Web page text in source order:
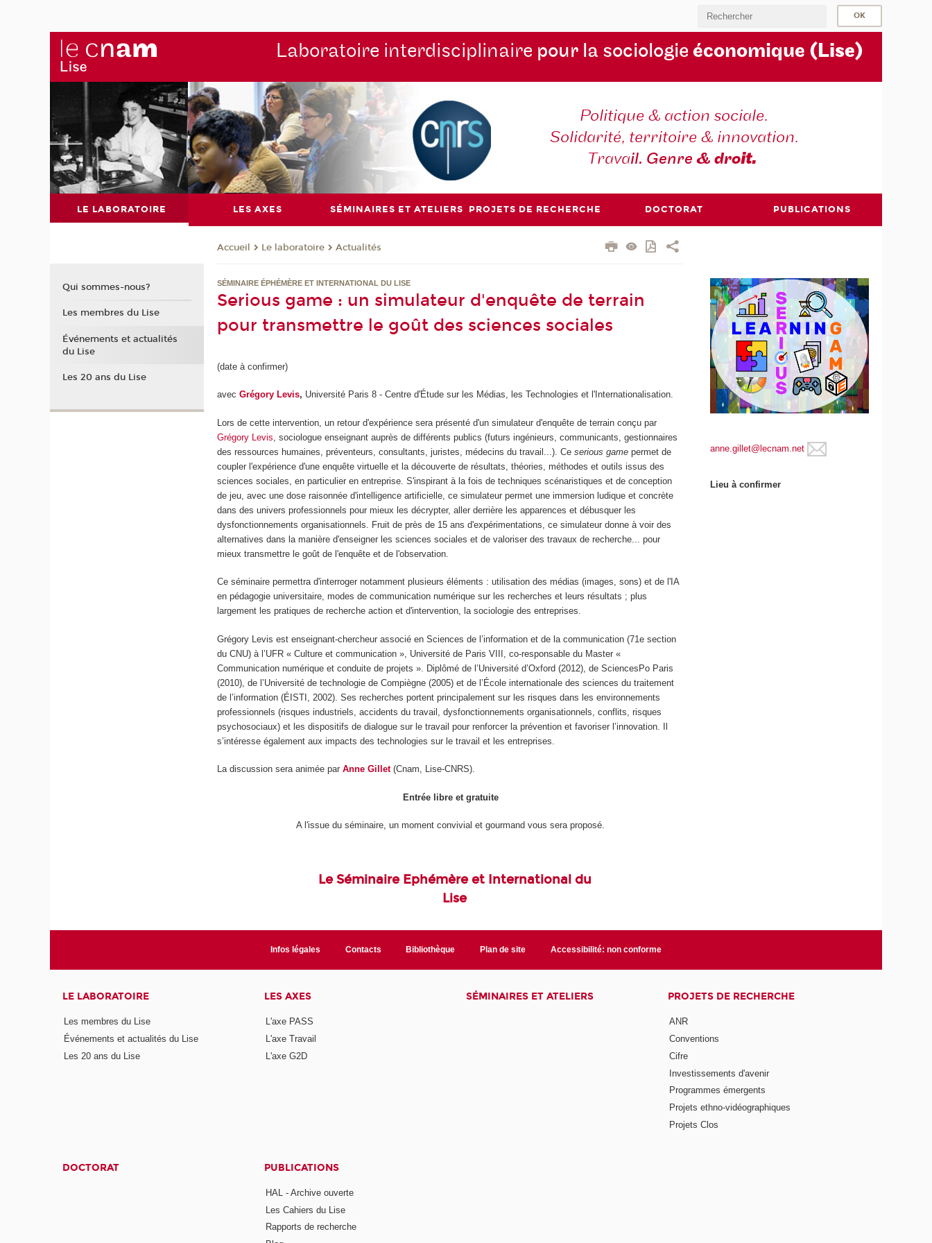
Laboratoire interdisciplinaire pour la sociologie économique (Lise)
Politique & action sociale.
Solidarité, territoire & innovation.
Travail. Genre & droit.
LE LABORATOIRE LES AXES SÉMINAIRES ET ATELIERS PROJETS DE RECHERCHE DOCTORAT PUBLICATIONS
Accueil Le laboratoire Actualités
SÉMINAIRE ÉPHÉMÈRE ET INTERNATIONAL DU LISE
Serious game : un simulateur d'enquête de terrain
pour transmettre le goût des sciences sociales
(date à confirmer)
avecGrégory Levis, Université Paris 8 - Centre d'Étude sur les Médias, les Technologies et l'Internationalisation.
Lors de cette intervention, un retour d'expérience sera présenté d'un simulateur d'enquête de terrain conçu par
Grégory Levis , sociologue enseignant auprès de différents publics (futurs ingénieurs, communicants, gestionnaires
des ressources humaines, préventeurs, consultants, juristes, médecins du travail...). Ceserious gamepermet de
coupler l'expérience d'une enquête virtuelle et la découverte de résultats, théories, méthodes et outils issus des
sciences sociales, en particulier en entreprise. S'inspirant à la fois de techniques scénaristiques et de conception
de jeu, avec une dose raisonnée d'intelligence artificielle, ce simulateur permet une immersion ludique et concrète
dans des univers professionnels pour mieux les décrypter, aller derrière les apparences et débusquer les
dysfonctionnements organisationnels. Fruit de près de 15 ans d'expérimentations, ce simulateur donne à voir des
alternatives dans la manière d'enseigner les sciences sociales et de valoriser des travaux de recherche... pour
mieux transmettre le goût de l'enquête et de l'observation.
Ce séminaire permettra d'interroger notamment plusieurs éléments : utilisation des médias (images, sons) et de l'IA
en pédagogie universitaire, modes de communication numérique sur les recherches et leurs résultats ; plus
largement les pratiques de recherche action et d'intervention, la sociologie des entreprises.
Grégory Levis est enseignant-chercheur associé en Sciences de l’information et de la communication (71e section
du CNU) à l’UFR « Culture et communication », Université de Paris VIII, co-responsable du Master «
Communication numérique et conduite de projets ». Diplômé de l’Université d’Oxford (2012), de SciencesPo Paris
(2010), de l’Université de technologie de Compiègne (2005) et de l’École internationale des sciences du traitement
de l’information (ÉISTI, 2002). Ses recherches portent principalement sur les risques dans les environnements
professionnels (risques industriels, accidents du travail, dysfonctionnements organisationnels, conflits, risques
psychosociaux) et les dispositifs de dialogue sur le travail pour renforcer la prévention et favoriser l’innovation. Il
s’intéresse également aux impacts des technologies sur le travail et les entreprises.
La discussion sera animée par Anne Gillet(Cnam, Lise-CNRS).
Entrée libre et gratuite
A l'issue du séminaire, un moment convivial et gourmand vous sera proposé.
Le Séminaire Ephémère et International du
Lise
anne.gillet@lecnam.net
Lieu à confirmer
Qui sommes-nous?
Les membres du Lise
Événements et actualités
du Lise
Les 20 ans du Lise
Infos légales Contacts Bibliothèque Plan de site Accessibilité: non conforme
LE LABORATOIRE
Les membres du Lise
Événements et actualités du Lise
Les 20 ans du Lise
LES AXES
L'axe PASS
L'axe Travail
L'axe G2D
SÉMINAIRES ET ATELIERS PROJETS DE RECHERCHE
ANR
Conventions
Cifre
Investissements d'avenir
Programmes émergents
Projets ethno-vidéographiques
Projets Clos
DOCTORAT PUBLICATIONS
HAL - Archive ouverte
Les Cahiers du Lise
Rapports de recherche